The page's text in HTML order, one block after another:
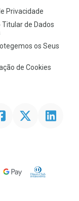
Privacidade
Titular de Dados
os Seus
de Cookies
Twitter Linkedin
Google PayDiners Club